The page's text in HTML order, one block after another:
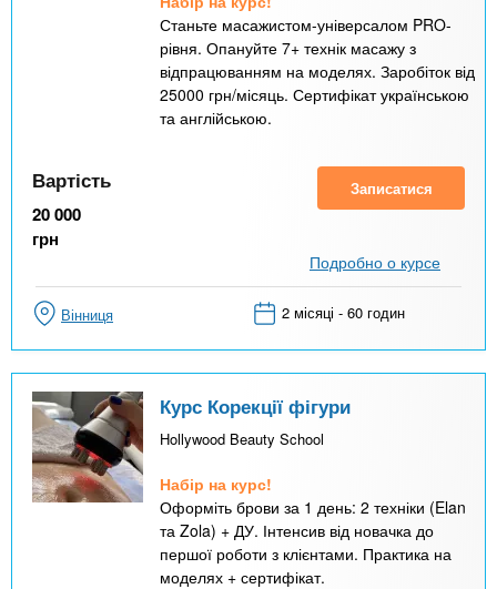
Станьте масажистом-універсалом PRO-
рівня. Опануйте 7+ технік масажу з
відпрацюванням на моделях. Заробіток від
25000 грн/місяць. Сертифікат українською
та англійською.
Вартість
20 000
грн
Записатися
Подробно о курсе
Вінниця 2 місяці - 60 годин
Курс Корекції фігури
Hollywood Beauty School
Набір на курс!
Оформіть брови за 1 день: 2 техніки (Elan
та Zola) + ДУ. Інтенсив від новачка до
першої роботи з клієнтами. Практика на
моделях + сертифікат.